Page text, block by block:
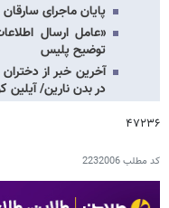
پایان ماجرای
«عامل ارسال
توضیح پلیس
در بدن نارین/ آیلین
۴۷۲۳۶
کد مطلب2232006